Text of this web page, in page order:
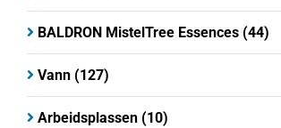
BALDRON MistelTree Essences (44)
Vann (127)
Arbeidsplassen (10)